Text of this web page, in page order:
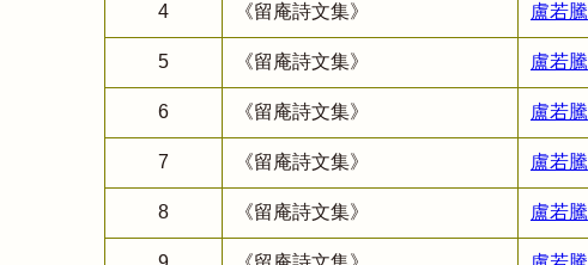
4 《留庵詩文集》 盧若騰
5 《留庵詩文集》 盧若騰
6 《留庵詩文集》 盧若騰
7 《留庵詩文集》 盧若騰
8 《留庵詩文集》 盧若騰